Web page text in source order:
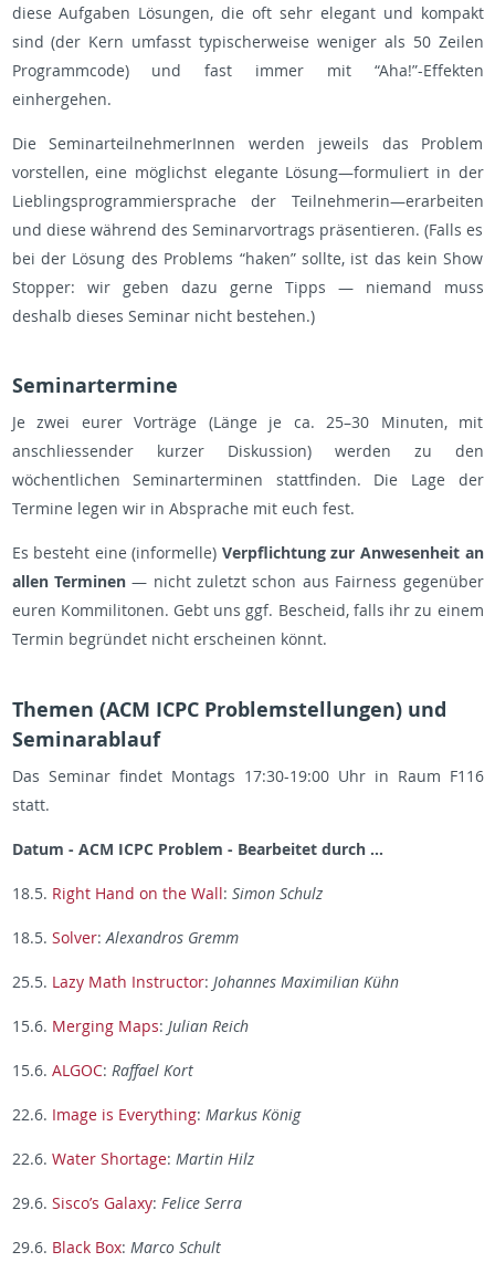
diese Aufgaben Lösungen, die oft sehr elegant und kompakt
sind (der Kern umfasst typischerweise weniger als 50 Zeilen
Programmcode) und fast immer mit “Aha!”-Effekten
einhergehen.
Die SeminarteilnehmerInnen werden jeweils das Problem
vorstellen, eine möglichst elegante Lösung—formuliert in der
Lieblingsprogrammiersprache der Teilnehmerin—erarbeiten
und diese während des Seminarvortrags präsentieren. (Falls es
bei der Lösung des Problems “haken” sollte, ist das kein Show
Stopper: wir geben dazu gerne Tipps — niemand muss
deshalb dieses Seminar nicht bestehen.)
Seminartermine
Je zwei eurer Vorträge (Länge je ca. 25–30 Minuten, mit
anschliessender kurzer Diskussion) werden zu den
wöchentlichen Seminarterminen stattfinden. Die Lage der
Termine legen wir in Absprache mit euch fest.
Es besteht eine (informelle) Verpflichtung zur Anwesenheit an
allen Terminen— nicht zuletzt schon aus Fairness gegenüber
euren Kommilitonen. Gebt uns ggf. Bescheid, falls ihr zu einem
Termin begründet nicht erscheinen könnt.
Themen (ACM ICPC Problemstellungen) und
Seminarablauf
Das Seminar findet Montags 17:30-19:00 Uhr in Raum F116
statt.
Datum - ACM ICPC Problem - Bearbeitet durch …
18.5. Right Hand on the Wall: Simon Schulz
18.5. Solver: Alexandros Gremm
25.5. Lazy Math Instructor: Johannes Maximilian Kühn
15.6. Merging Maps: Julian Reich
15.6. ALGOC: Raffael Kort
22.6. Image is Everything: Markus König
22.6. Water Shortage: Martin Hilz
29.6. Sisco’s Galaxy: Felice Serra
29.6. Black Box: Marco Schult